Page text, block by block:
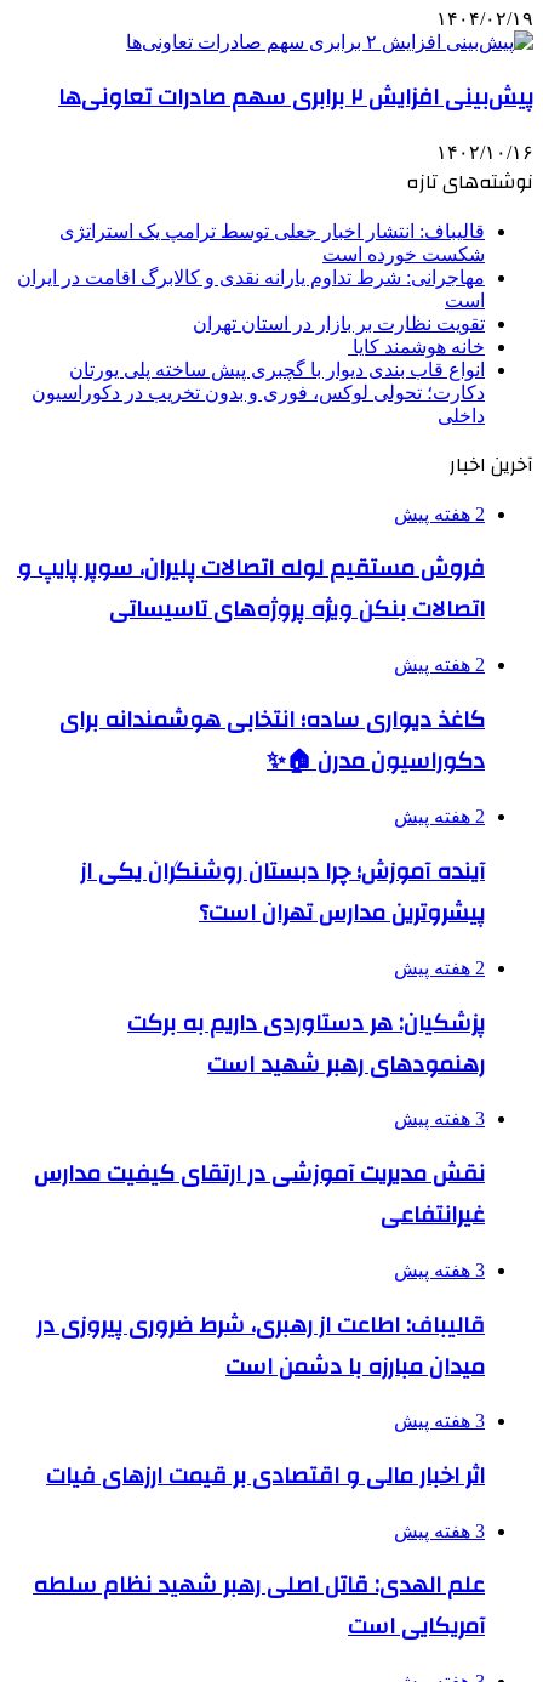
۱۴۰۴/۰۲/۱۹
پیش‌بینی افزایش ۲ برابری سهم صادرات تعاونی‌ها
۱۴۰۲/۱۰/۱۶
نوشته‌های تازه
قالیباف: انتشار اخبار جعلی توسط ترامپ یک استراتژی
شکست خورده است
مهاجرانی: شرط تداوم یارانه نقدی و کالابرگ اقامت در ایران
است
تقویت نظارت بر بازار در استان تهران
خانه هوشمند کایا
انواع قاب بندی دیوار با گچبری پیش ساخته پلی یورتان
دکارت؛ تحولی لوکس، فوری و بدون تخریب در دکوراسیون
داخلی
آخرین اخبار
2 هفته پیش
فروش مستقیم لوله اتصالات پلیران، سوپر پایپ و
اتصالات بنکن ویژه پروژه‌های تاسیساتی
2 هفته پیش
کاغذ دیواری ساده؛ انتخابی هوشمندانه برای
دکوراسیون مدرن 🏠✨
2 هفته پیش
آینده آموزش؛ چرا دبستان روشنگران یکی از
پیشروترین مدارس تهران است؟
2 هفته پیش
پزشکیان: هر دستاوردی داریم به برکت
رهنمودهای رهبر شهید است
3 هفته پیش
نقش مدیریت آموزشی در ارتقای کیفیت مدارس
غیرانتفاعی
3 هفته پیش
قالیباف: اطاعت از رهبری، شرط ضروری پیروزی در
میدان مبارزه با دشمن است
3 هفته پیش
اثر اخبار مالی و اقتصادی بر قیمت ارزهای فیات
3 هفته پیش
علم الهدی: قاتل اصلی رهبر شهید نظام سلطه
آمریکایی است